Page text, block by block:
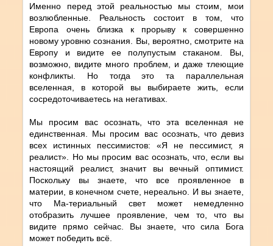
Именно перед этой реальностью мы стоим, мои
возлюбленные. Реальность состоит в том, что
Европа очень близка к прорыву к совершенно
новому уровню сознания. Вы, вероятно, смотрите на
Европу и видите ее полупустым стаканом. Вы,
возможно, видите много проблем, и даже тлеющие
конфликты. Но тогда это та параллельная
вселенная, в которой вы выбираете жить, если
сосредоточиваетесь на негативах.
Мы просим вас осознать, что эта вселенная не
единственная. Мы просим вас осознать, что девиз
всех истинных пессимистов: «Я не пессимист, я
реалист». Но мы просим вас осознать, что, если вы
настоящий реалист, значит вы вечный оптимист.
Поскольку вы знаете, что все проявленное в
материи, в конечном счете, нереально. И вы знаете,
что Ма-териальный свет может немедленно
отобразить лучшее проявление, чем то, что вы
видите прямо сейчас. Вы знаете, что сила Бога
может победить всё.